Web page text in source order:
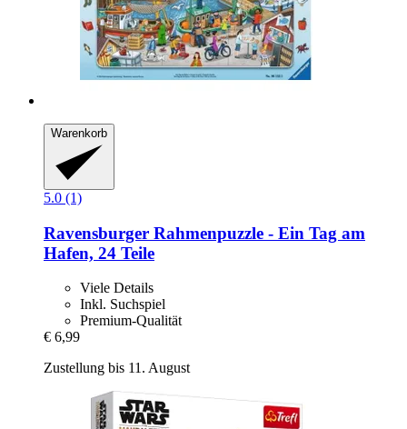
Warenkorb
5.0 (1)
Ravensburger Rahmenpuzzle -​ Ein Tag am
Hafen, 24 Teile
Viele Details
Inkl. Suchspiel
Premium-Qualität
€ 6,99
Zustellung bis 11. August